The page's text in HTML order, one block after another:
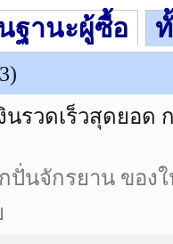
ฐานะผู้ซื้อ
นรวดเร็วสุดยอด
นจักรยาน ของใ